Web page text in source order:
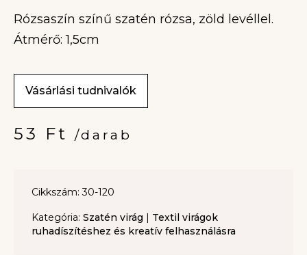
Rózsaszín színű szatén rózsa, zöld levéllel.
Átmérő: 1,5cm
Vásárlási tudnivalók
53 Ft /darab
Cikkszám: 30-120
Kategória: Szatén virág | Textil virágok
ruhadíszítéshez és kreatív felhasználásra